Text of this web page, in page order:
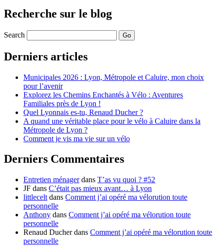
Recherche sur le blog
Search
Derniers articles
Municipales 2026 : Lyon, Métropole et Caluire, mon choix
pour l’avenir
Explorez les Chemins Enchantés à Vélo : Aventures
Familiales près de Lyon !
Quel Lyonnais es-tu, Renaud Ducher ?
A quand une véritable place pour le vélo à Caluire dans la
Métropole de Lyon ?
Comment je vis ma vie sur un vélo
Derniers Commentaires
Entretien ménagerdans T’as vu quoi ? #52
JF dans C’était pas mieux avant… à Lyon
littlecelt dans Comment j’ai opéré ma vélorution toute
personnelle
Anthony dans Comment j’ai opéré ma vélorution toute
personnelle
Renaud Ducherdans Comment j’ai opéré ma vélorution toute
personnelle